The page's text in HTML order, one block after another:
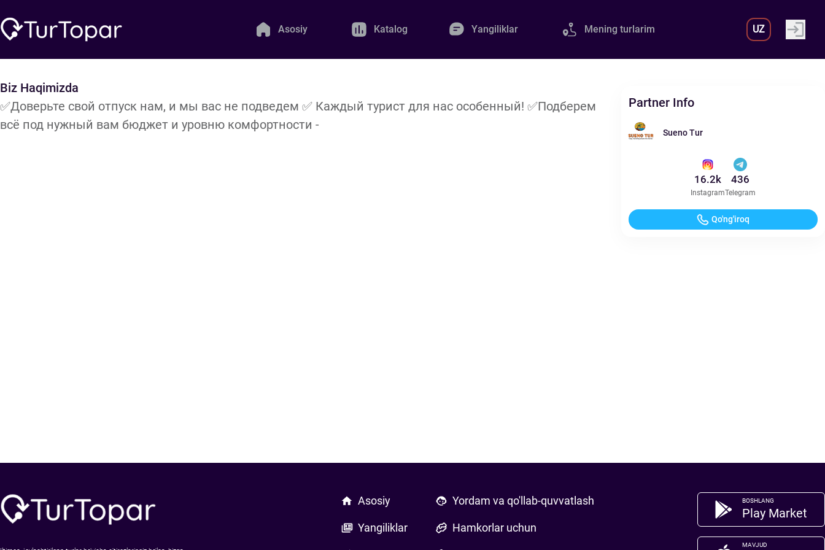
Asosiy Katalog Yangiliklar Mening turlarim UZ
Biz Haqimizda
✅Доверьте свой отпуск нам, и мы вас не подведем ✅ Каждый турист для нас особенный! ✅Подберем
всё под нужный вам бюджет и уровню комфортности -
Partner Info
Sueno Tur
16.2k
Instagram
436
Telegram
Qo'ng'iroq
Asosiy
Yangiliklar
Yordam va qo'llab-quvvatlash
Hamkorlar uchun
BOSHLANG
Play Market
MAVJUD